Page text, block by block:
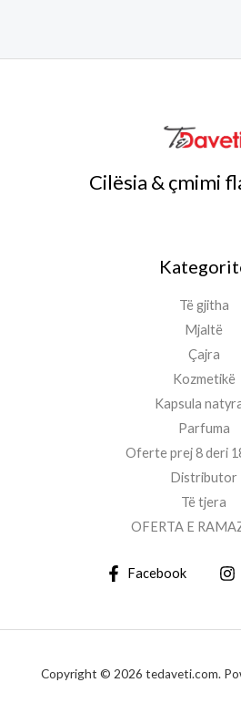
Cilësia & çmimi
Të gjitha
Mjaltë
Çajra
Kozmetikë
Kapsula
Parfuma
Oferte prej 8 deri
Distributor
Të tjera
OFERTA E
Facebook
Copyright © 2026 tedaveti.com.